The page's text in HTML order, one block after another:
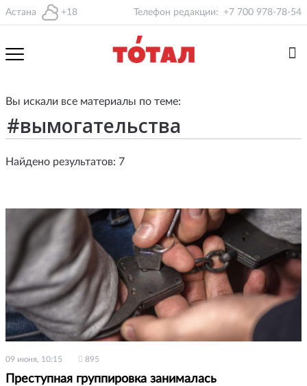
Астана +18 Телефон редакции: +7 700 978-78-54
Вы искали все материалы по теме:
Найдено результатов: 7
09 июня, 10:15 895
Преступная группировка занималась